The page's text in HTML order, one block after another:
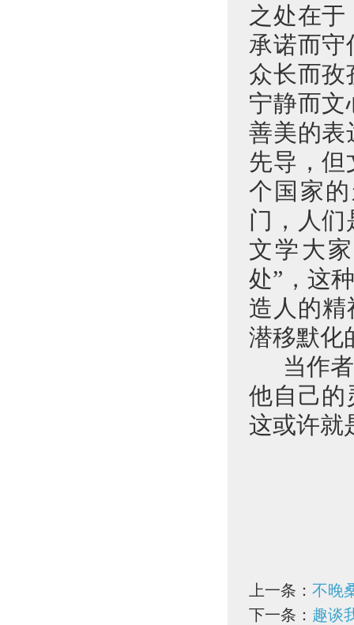
之处在
承诺而守
众长而孜
宁静而文
善美的表
先导，但
个国家
门，人
文学大
处”，这
造人的精
潜移默化
当作
他自己的
这或许就
上一条： 不晚
下一条： 趣谈